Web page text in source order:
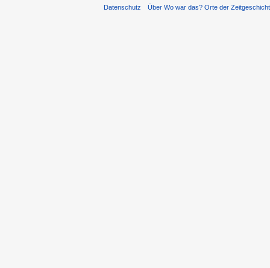
Datenschutz Über Wo war das? Orte der